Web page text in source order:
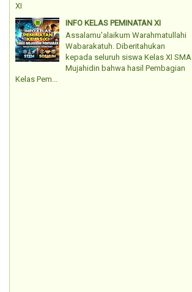
XI
INFO KELAS PEMINATAN XI
Assalamu'alaikum Warahmatullahi
Wabarakatuh. Diberitahukan
kepada seluruh siswa Kelas XI SMA
Mujahidin bahwa hasil Pembagian
Kelas Pem...